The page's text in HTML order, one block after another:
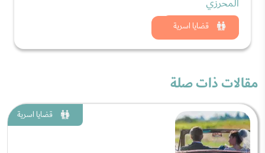
قضايا اسرية
شاهد الان
مقالات ذات صلة
قضايا اسرية